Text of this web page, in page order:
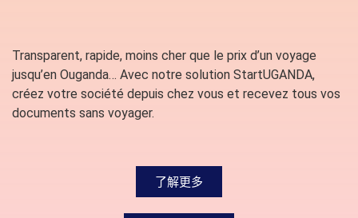
Transparent, rapide, moins cher que le prix d’un voyage
jusqu’en Ouganda… Avec notre solution StartUGANDA,
créez votre société depuis chez vous et recevez tous vos
documents sans voyager.
了解更多